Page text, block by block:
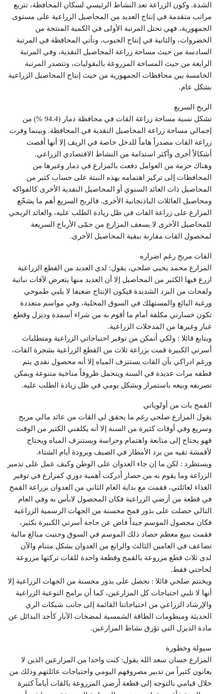
الشدة. وكون الزراعة تعد النشاط الرئيسي لسكان المحافظة، تتربع
مراتب متقدمة في إنتاج العديد من المحاصيل الزراعية على مستوى
الجمهورية، فهي تحتل المرتبة الأولى في الكمية المنتجة من
الخضروات، والثانية في إنتاج الحبوب، وتأتي المحافظة في المرتبة
السادسة من حيث مساحة زراعة المحاصيل النقدية، وفي المرتبة
الرابعة من حيث المساحة المزروعة بالبقوليات، وتتصدر المرتبة
الخامسة بين محافظات الجمهورية من حيث إنتاج المحاصيل الزراعية
بشكل عام.
الربح السريع
تشكل نسبة مساحة زراعة القات في محافظة ذمار (94.4 %) من
إجمالي مساحة زراعة المحاصيل النقدية في المحافظة. وبينما وفرت
زراعة القات مصدراً هاماً للدخل خاصة في الريف إلا أنها أقصت
أشكالاً أخرى وأكثر استدامة من النشاط الاقتصادي الزراعي.
وهناك حزمة من العوامل دفعت بالمزارع في ذمار وغيرها من
المحافظات إلى تركيز اهتمامه بهذه النبتة على حساب كثير من
المحاصيل ذات العائد السنوي أو المحاصيل النقدية الأخرى كالفواكه
ومحاصيل العائلات الباذنجانية الأخرى. فالربح السريع أهم ما يشجّع
المزارع على زراعة القات في ظل زيادة الطلب عليه، والعائد الربحي
للمحاصيل الأخرى لا يسعف المزارع من حمّى الأرباح السريعة
لمحصول القات مقارنة ببقية المحاصيل الأخرى.
القات مربح رغم اضراره
المزارع محمد يحيى صلحي، يقول: لدي العديد من القطع الزراعية
ازرع فيها الكثير من المحاصيل إلا أن العديد منها يتعرض لآفات نباتية
ولفحات من البرد الشديدة فيكون الإنتاج ضعيفا لا يلبي طموحي
ورغبة البائع والمستهلك في السوق المحلية، وفي مواسم متعددة
تكون خسارتي مكلفة أمام ما أقوم به من شراء أسمدة وديزل وقطع
غيار وغيرها من المدخلات الزراعية.
ويتابع قائلا : ولكي أتمكن من توفير احتياجاتي الزراعية ومتطلبات
أسرتي الكبيرة قمت بزراعة ثلاث من القطع الزراعية بشجرة القات،
ورغم ادراكي بأن القات يستنزف المياه إلا أنه محصول نقدي يتم
قطفه مرات عديدة في السنة ويتحمل ظروفاً مناخية متنوعة ويمكن
تصريفه وبيعه باستمرار وبشكل يومي في ظل زيادة الطلب عليه.
القمح بات من أولوياتي
يقول المزارع صلحي رغم ما يحقق لي القات من عائد مالي مربح
وسريع وفي أوقات كثيرة من السنة إلا أنه يكلفني الكثير من الوقت
فهو يحتاج إلى متابعة واهتمام وحراسة ويستنزف المياه ويحتاج
لأقمشة تقيه من برد الأمطار في الصيف وبرودة أيام الشتاء.
ويستطرد : لكن ما إن جاء العدوان على الوطن وكيف عمل على تدمير
الزراعة وما يقوم به من حصار أدركت أهمية دوري كمزارع في توفير
الغذاء لعائلتي، فقمت مع بداية العام الثاني من العدوان بزراعة القمح
في قطعة من أرضي الزراعية فكان المحصول لابأس به وفي العام
التالي حصلت على بذور قمح محسنة من الجهات الرسمية الزراعية
فكان محصول الموسم جيداً فاض عن حاجة أسرتي الكبيرة بكثير،
فقمت ببيع معظم حصاد ذلك الموسم في السوق وجنيت مبالغ مالية
تضاعف في العامين الثالث والرابع من العدوان بشكل متنام والآن
لدى ثلاث قطع مزروعة بالقمح وقطعة واحدة للقات تركتها مزروعة
لحاجتي فقط.
ويختتم صلحي قائلا : نحصل على بذور محسنة من الجهات الزراعية إلا
أنها لا تلبي احتياجات كل المزارعين، كما أن برامج التوعية الزراعية
والإرشاد الزراعي من احتياجاتنا القائمة إلى جانب شبكات الري
الحديثة ومنظومات الطاقة الشمسية لمضخات الآبار كأحد البدائل عن
مادة الديزل التي تؤرق نشاط المزارعين.
سيولة وخطورة
المزارع حسان سعد الله يقول: كنت واحدا من المزارعين الذين لا
يعانون كثيراً من تدبير مصروفهم اليومي واحتياجات عائلتهم وذلك من
خلال قيامي بالتوجه إلى قطعة أرضي المزروعة بالقات أياماً كثيرة